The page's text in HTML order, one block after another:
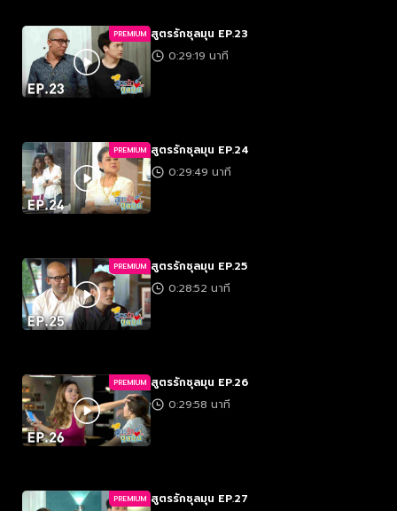
PREMIUM สูตรรักชุลมุน EP.23
0:29:19 นาที
PREMIUM สูตรรักชุลมุน EP.24
0:29:49 นาที
PREMIUM สูตรรักชุลมุน EP.25
0:28:52 นาที
PREMIUM สูตรรักชุลมุน EP.26
0:29:58 นาที
PREMIUM สูตรรักชุลมุน EP.27